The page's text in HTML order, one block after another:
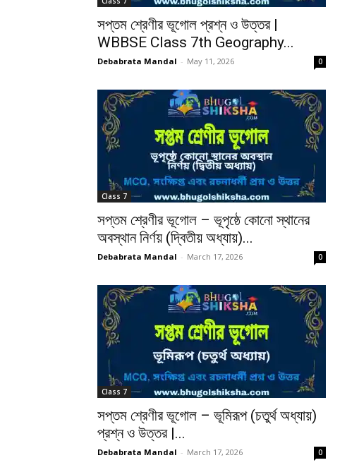
সপ্তম শ্রেণীর ভূগোল প্রশ্ন ও উত্তর |
WBBSE Class 7th Geography...
Debabrata Mandal - May 11, 2026 0
Class 7
সপ্তম শ্রেণীর ভূগোল – ভূপৃষ্ঠে কোনো স্থানের
অবস্থান নির্ণয় (দ্বিতীয় অধ্যায়)...
Debabrata Mandal - March 17, 2026 0
Class 7
সপ্তম শ্রেণীর ভূগোল – ভূমিরূপ (চতুর্থ অধ্যায়)
প্রশ্ন ও উত্তর |...
Debabrata Mandal - March 17, 2026 0